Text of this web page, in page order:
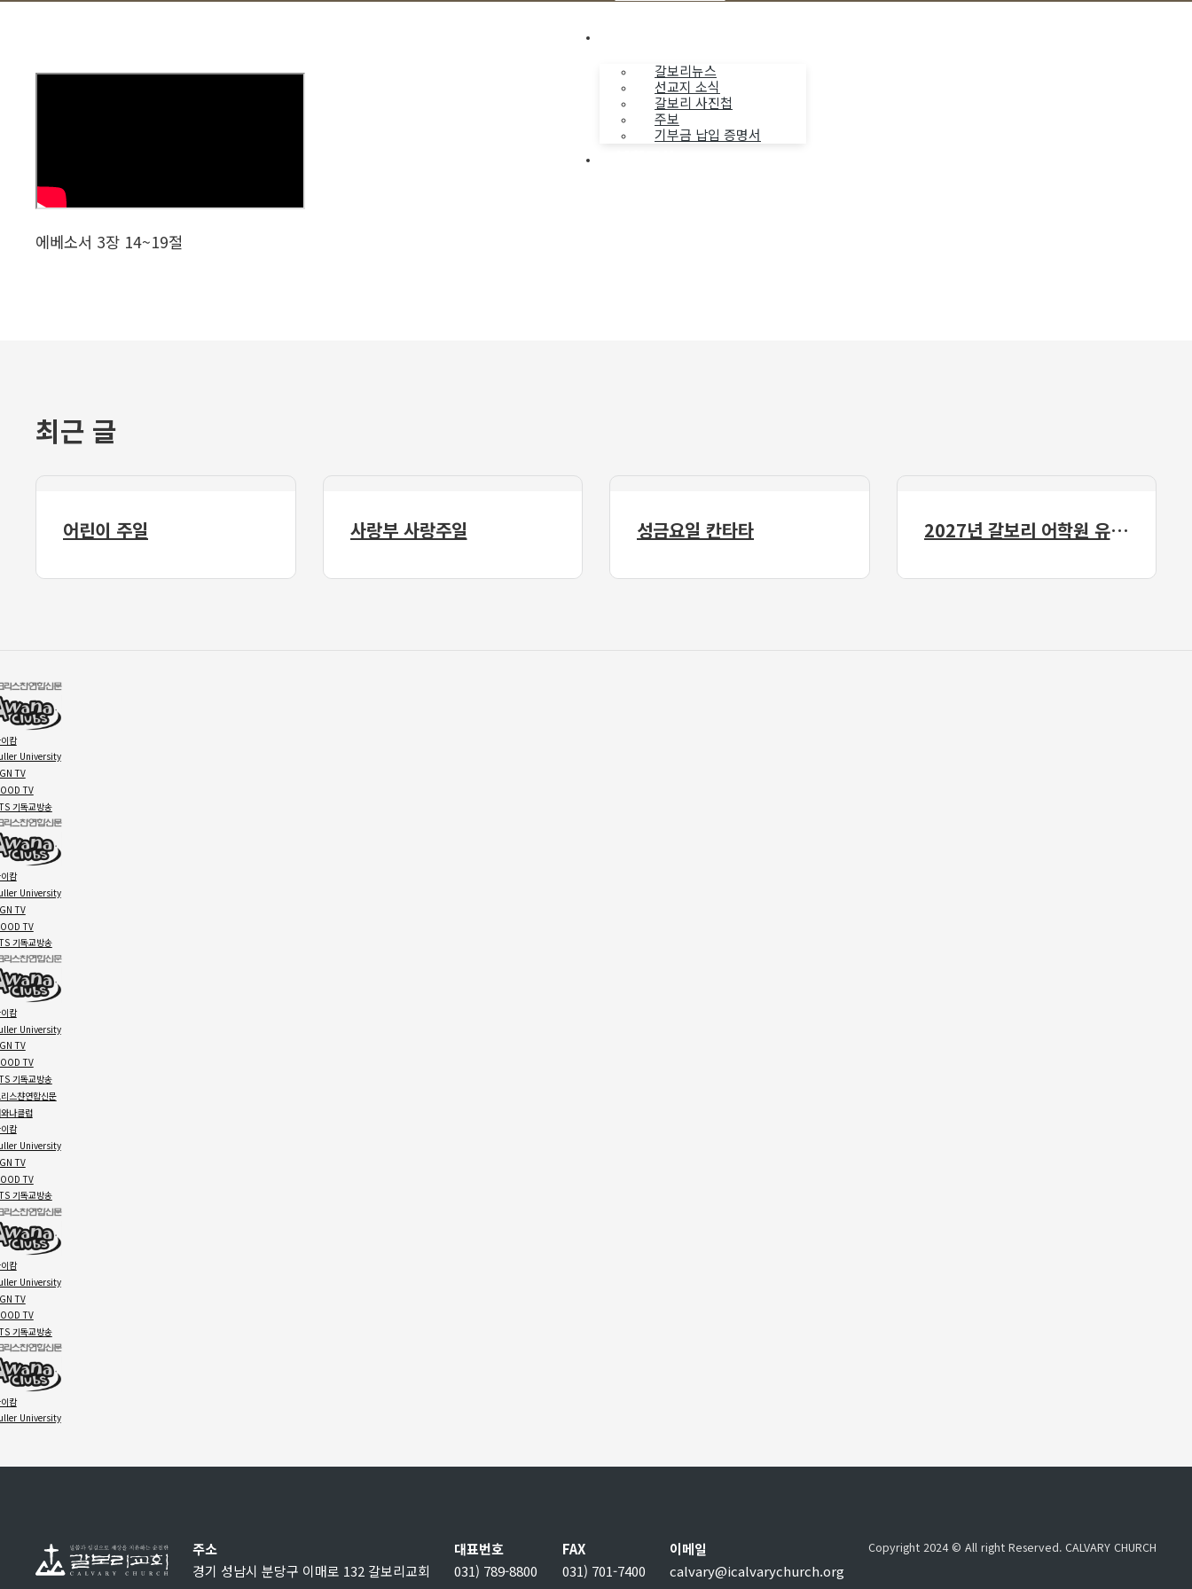
갈보리뉴스
선교지 소식
갈보리 사진첩
주보
기부금 납입 증명서
에베소서 3장 14~19절
최근 글
어린이 주일 사랑부 사랑주일 성금요일 칸타타 2027년 갈보리 어학원 유치부 신입생 모집
주소
경기 성남시 분당구 이매로 132 갈보리교회
대표번호
031) 789-8800
FAX
031) 701-7400
이메일
calvary@icalvarychurch.org
Copyright 2024 © All right Reserved. CALVARY CHURCH